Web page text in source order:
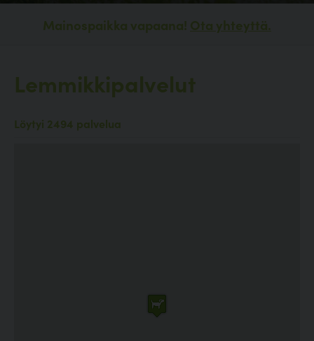
Mainospaikka vapaana! Ota yhteyttä.
Lemmikkipalvelut
Löytyi 2494 palvelua